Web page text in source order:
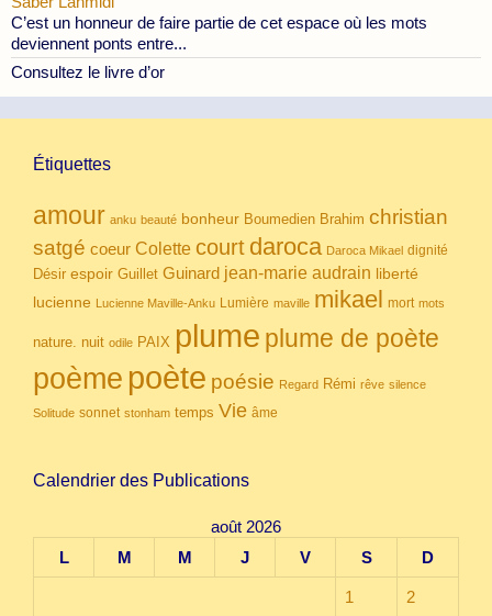
C’est un honneur de faire partie de cet espace où les mots
deviennent ponts entre...
Consultez le livre d’or
Étiquettes
amour anku beauté bonheur Boumedien Brahim christian
satgé coeur Colette court daroca Daroca Mikael dignité
Désir espoir Guillet Guinard jean-marie audrain liberté
lucienne Lucienne Maville-Anku Lumière maville mikael mort mots
nature. nuit odile PAIX plume plume de poète
poème poète poésie Regard Rémi rêve silence
Solitude sonnet stonham temps Vie âme
Calendrier des Publications
août 2026
L
M M J V S D
1 2